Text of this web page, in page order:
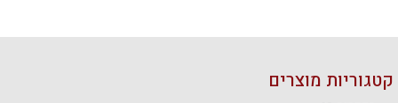
קטגוריות מוצרים